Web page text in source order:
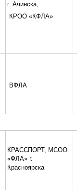
г. Ачинска,
КРОО «КФЛА»
ВФЛА
КРАССПОРТ, МСОО
«ФЛА» г.
Красноярска